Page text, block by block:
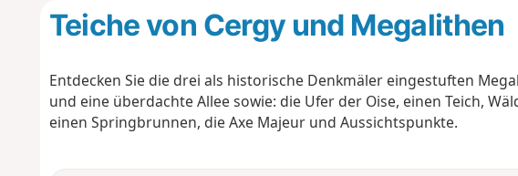
Teiche von Cergy und Megalithen
Entdecken Sie die drei als historische Denkmäler eingestuften
und eine überdachte Allee sowie: die Ufer der Oise, einen Teich,
einen Springbrunnen, die Axe Majeur und Aussichtspunkte.